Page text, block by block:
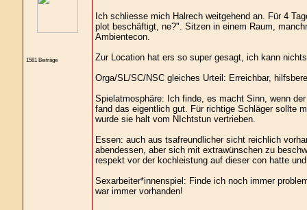
1581 Beiträge
Ich schliesse mich Halrech weitgehend an. Für 4
plot beschäftigt, ne?". Sitzen in einem Raum,
Ambientecon.
Zur Location hat ers so super gesagt, ich kann
Orga/SL/SC/NSC gleiches Urteil: Erreichbar,
Spielatmosphäre: Ich finde, es macht Sinn, wenn
fand das eigentlich gut. Für richtige Schläger sollte
wurde sie halt vom NIchtstun vertrieben.
Essen: auch aus tsafreundlicher sicht reichlich
abendessen, aber sich mit extrawünschen zu
respekt vor der kochleistung auf dieser con hatte
Sexarbeiter*innenspiel: Finde ich noch immer
war immer vorhanden!